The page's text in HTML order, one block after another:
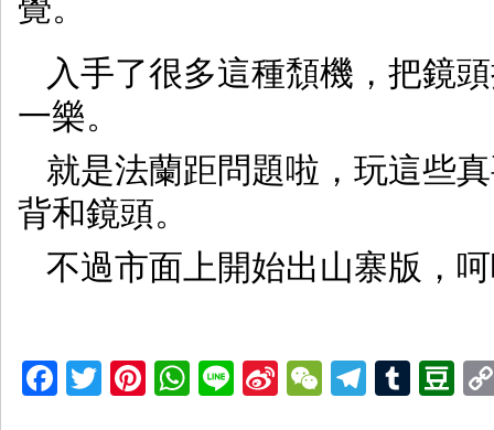
覺。
入手了很多這種頹機，把鏡
一樂。
就是法蘭距問題啦，玩這些
背和鏡頭。
不過市面上開始出山寨版，
Facebook
TwitterPinterest
WhatsApp
LineSinaWeChat